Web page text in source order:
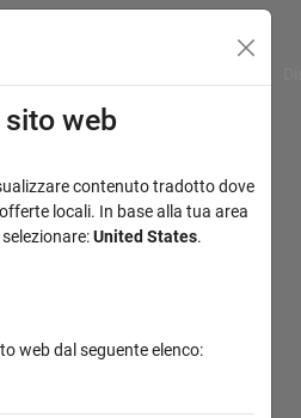
for
web
contenuto tradotto dove
locali. In base alla tua area
United States.
web dal seguente elenco: